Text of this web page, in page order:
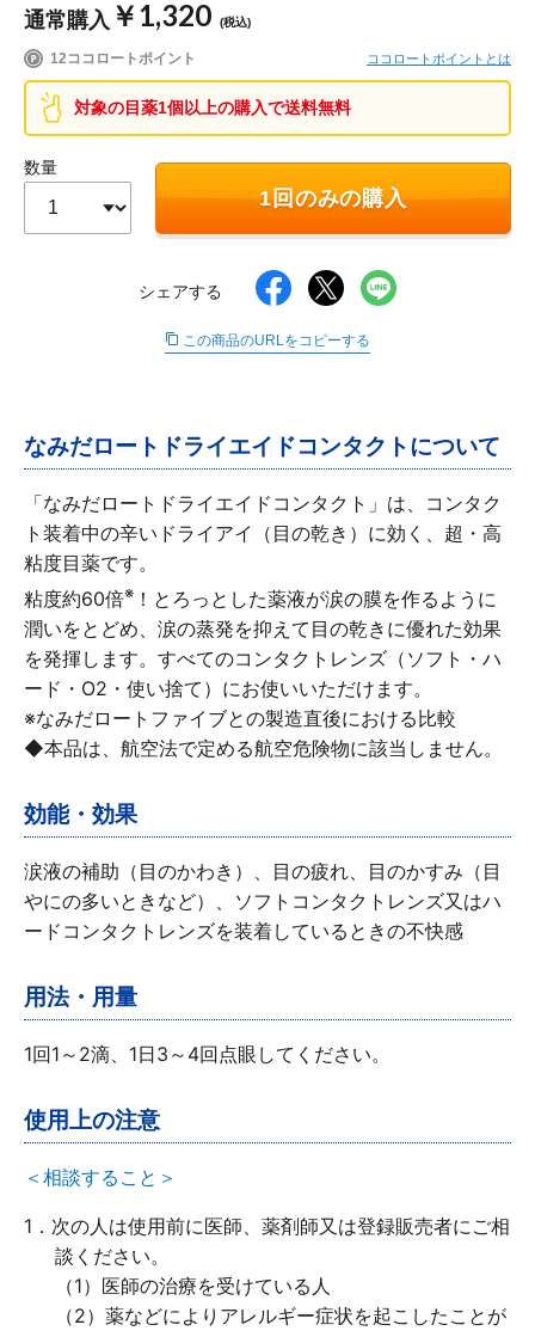
∟ 美容サプリメント
美容・スキンケア
∟ 美容サプリメント
その他
お悩み・用途から探す
ブランドから探す
キャンペーンから探す
おトクなロート定期便
ポイントを貯める
読みもの
ジャーナル (美容情報・健康情報・読み物)
ロート製薬の想い
ご案内
医薬品の販売に関する表示
特定商取引に関する法律に基づく表記
通常購入 ￥1,320 (税込)
12ココロートポイント ココロートポイントとは
対象の目薬1個以上の購入で送料無料
数量
1回のみの購入
当製品は使用上の注意をよく読んでお使いくだ
さい。
シェアする
この商品のURLをコピーする
なみだロートドライエイドコンタクトについて
「なみだロートドライエイドコンタクト」は、コンタク
ト装着中の辛いドライアイ（目の乾き）に効く、超・高
粘度目薬です。
粘度約60倍※ ！とろっとした薬液が涙の膜を作るように
潤いをとどめ、涙の蒸発を抑えて目の乾きに優れた効果
を発揮します。すべてのコンタクトレンズ（ソフト・ハ
ード・O2・使い捨て）にお使いいただけます。
※なみだロートファイブとの製造直後における比較
◆本品は、航空法で定める航空危険物に該当しません。
効能・効果
涙液の補助（目のかわき）、目の疲れ、目のかすみ（目
やにの多いときなど）、ソフトコンタクトレンズ又はハ
ードコンタクトレンズを装着しているときの不快感
用法・用量
1回1～2滴、1日3～4回点眼してください。
使用上の注意
＜相談すること＞
1．次の人は使用前に医師、薬剤師又は登録販売者にご相
談ください。
（1）医師の治療を受けている人
（2）薬などによりアレルギー症状を起こしたことが